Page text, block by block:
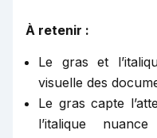
À retenir :
Le gras et
visuelle des
Le gras capte
l’italique